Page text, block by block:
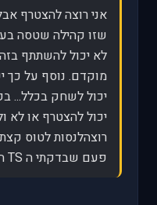
אני רוצה להצטרף
שזו קהילה שטסה
לא יכול להשתתף בזה
מוקדם. נוסף על כך
יכול לשחק בכלל...
יכול להצטרף או לא
רוצהלנסות לטוס
פעם שבדקתי ה TS היה ריק...